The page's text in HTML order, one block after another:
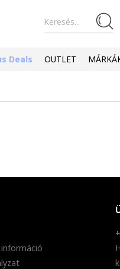
Keresés...
Deals OUTLET
információ